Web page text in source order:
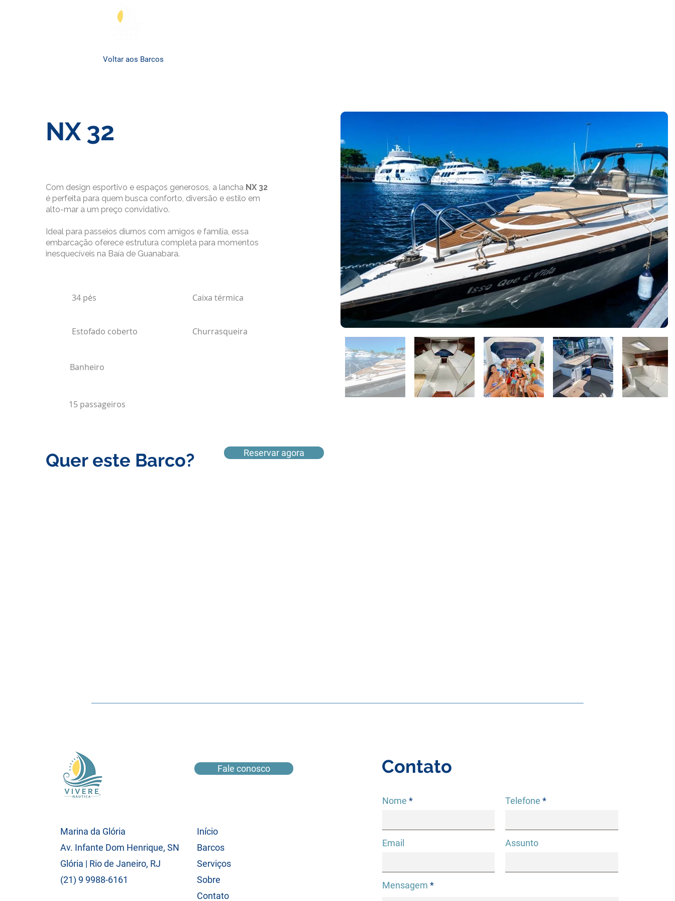
Voltar aos Barcos
NX 32
Com design esportivo e espaços generosos, a lancha NX 32
é perfeita para quem busca conforto, diversão e estilo em
alto-mar a um preço convidativo.
Ideal para passeios diurnos com amigos e família, essa
embarcação oferece estrutura completa para momentos
inesquecíveis na Baía de Guanabara.
34 pés
Estofado coberto
Banheiro
15 passageiros
Caixa térmica
Churrasqueira
Quer este Barco? Reservar agora
Marina da Glória
Av. Infante Dom Henrique, SN
Glória | Rio de Janeiro, RJ
(21) 9 9988-6161
Fale conosco
Início
Barcos
Serviços
Sobre
Contato
Contato
Nome Telefone
Email Assunto
Mensagem